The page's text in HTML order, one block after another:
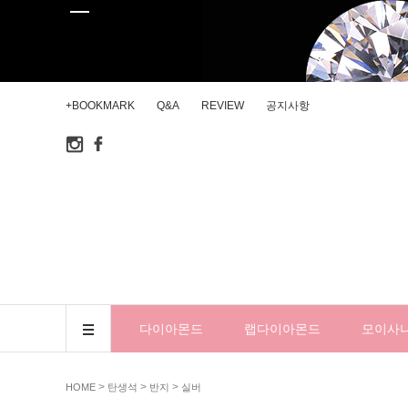
+BOOKMARK Q&A REVIEW 공지사항
다이아몬드 랩다이아몬드 모이사
HOME > 탄생석 > 반지 > 실버